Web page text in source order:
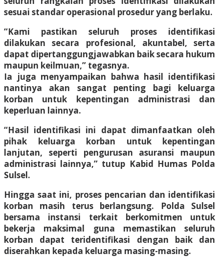
sesuai standar operasional prosedur yang berlaku.
“Kami pastikan seluruh proses identifikasi
dilakukan secara profesional, akuntabel, serta
dapat dipertanggungjawabkan baik secara hukum
maupun keilmuan,” tegasnya.
Ia juga menyampaikan bahwa hasil identifikasi
nantinya akan sangat penting bagi keluarga
korban untuk kepentingan administrasi dan
keperluan lainnya.
“Hasil identifikasi ini dapat dimanfaatkan oleh
pihak keluarga korban untuk kepentingan
lanjutan, seperti pengurusan asuransi maupun
administrasi lainnya,” tutup Kabid Humas Polda
Sulsel.
Hingga saat ini, proses pencarian dan identifikasi
korban masih terus berlangsung. Polda Sulsel
bersama instansi terkait berkomitmen untuk
bekerja maksimal guna memastikan seluruh
korban dapat teridentifikasi dengan baik dan
diserahkan kepada keluarga masing-masing.